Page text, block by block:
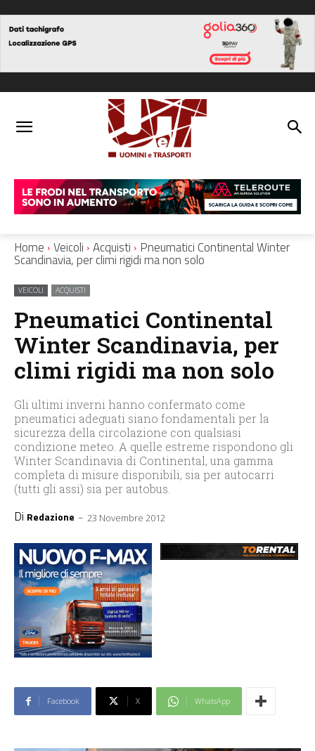
Home Veicoli Acquisti Pneumatici Continental Winter
Scandinavia, per climi rigidi ma non solo
VEICOLI ACQUISTI
Pneumatici Continental
Winter Scandinavia, per
climi rigidi ma non solo
Gli ultimi inverni hanno confermato come
pneumatici adeguati siano fondamentali per la
sicurezza della circolazione con qualsiasi
condizione meteo. A quelle estreme rispondono gli
Winter Scandinavia di Continental, una gamma
completa di misure disponibili, sia per autocarri
(tutti gli assi) sia per autobus.
Di Redazione - 23 Novembre 2012
Facebook X WhatsApp